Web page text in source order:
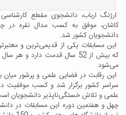
ارژنگ ارباب، دانشجوی مقطع
کاشان، موفق به کسب مدال نقره در
دانشجویان کشور شد.
این مسابقات یکی از قدیمی‌ترین و
که بیش از 52 سال قدمت دارد و
می‌شود.
این رقابت در فضایی علمی و پرشور میان
سراسر کشور برگزار شد و کسب موفقیت
علمی و تلاش خستگی‌ناپذیر دانشجویان